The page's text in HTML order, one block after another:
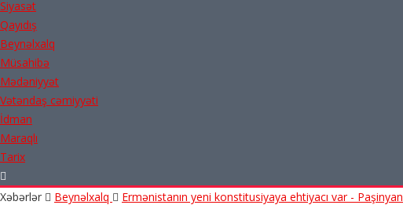
Siyasət
Qayıdış
Beynəlxalq
Müsahibə
Mədəniyyət
Vətəndaş cəmiyyəti
İdman
Maraqlı
Tarix
Xəbərlər Beynəlxalq Ermənistanın yeni konstitusiyaya ehtiyacı var - Paşinyan